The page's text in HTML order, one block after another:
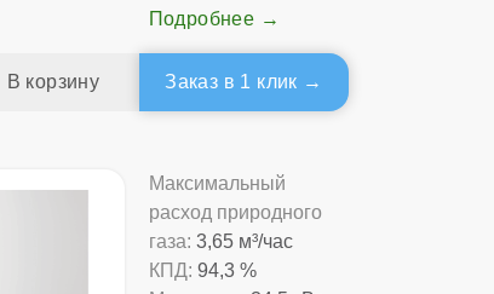
Подробнее
Заказ в 1 клик
Максимальный
расход природного
газа: 3,65 м³/час
КПД: 94,3 %